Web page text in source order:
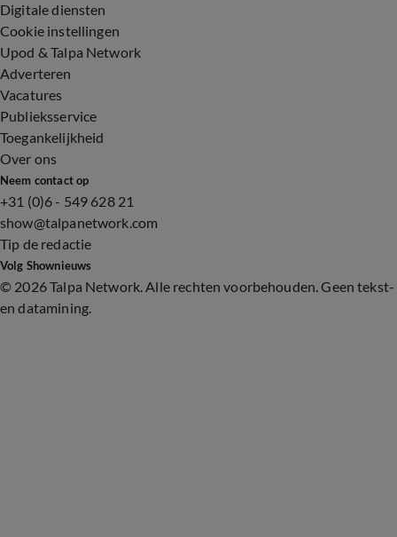
Digitale diensten
Cookie instellingen
Upod & Talpa Network
Adverteren
Vacatures
Publieksservice
Toegankelijkheid
Over ons
Neem contact op
+31 (0)6 - 549 628 21
show@talpanetwork.com
Tip de redactie
Volg Shownieuws
© 2026 Talpa Network. Alle rechten voorbehouden. Geen tekst-
en datamining.